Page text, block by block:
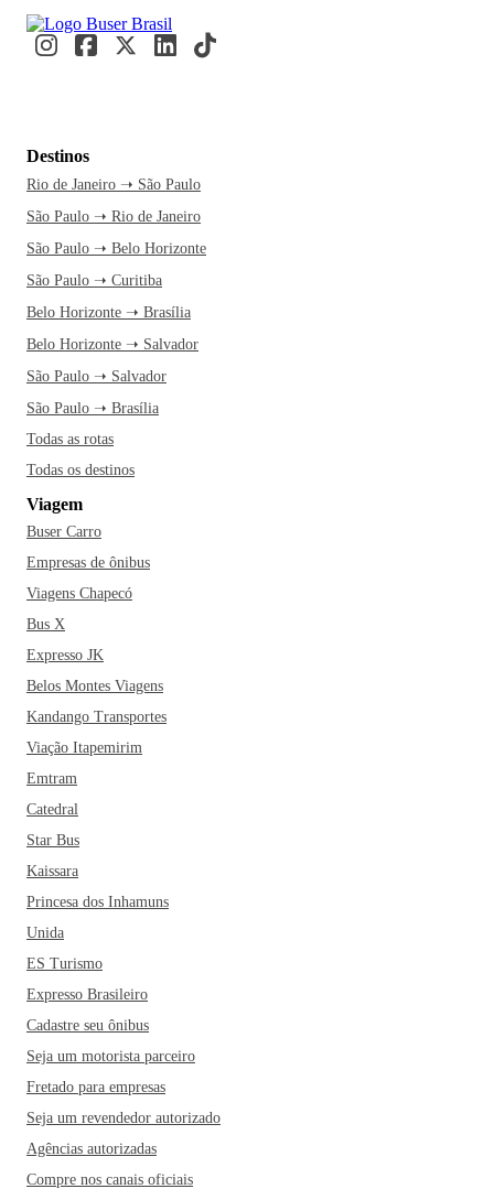
Destinos
Rio de Janeiro ➝ São Paulo
São Paulo ➝ Rio de Janeiro
São Paulo ➝ Belo Horizonte
São Paulo ➝ Curitiba
Belo Horizonte ➝ Brasília
Belo Horizonte ➝ Salvador
São Paulo ➝ Salvador
São Paulo ➝ Brasília
Todas as rotas
Todas os destinos
Viagem
Buser Carro
Empresas de ônibus
Viagens Chapecó
Bus X
Expresso JK
Belos Montes Viagens
Kandango Transportes
Viação Itapemirim
Emtram
Catedral
Star Bus
Kaissara
Princesa dos Inhamuns
Unida
ES Turismo
Expresso Brasileiro
Cadastre seu ônibus
Seja um motorista parceiro
Fretado para empresas
Seja um revendedor autorizado
Agências autorizadas
Compre nos canais oficiais